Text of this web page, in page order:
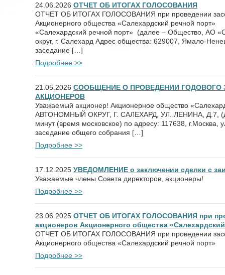
24.06.2026 ОТЧЕТ ОБ ИТОГАХ ГОЛОСОВАНИЯ
ОТЧЕТ ОБ ИТОГАХ ГОЛОСОВАНИЯ при проведении
Акционерного общества «Салехардский речной
«Салехардский речной порт» (далее – Общество, АО
округ, г. Салехард Адрес общества: 629007, Ямало-
заседание […]
Подробнее >>
21.05.2026 СООБЩЕНИЕ О ПРОВЕДЕНИИ
АКЦИОНЕРОВ
Уважаемый акционер! Акционерное общество
АВТОНОМНЫЙ ОКРУГ, Г. САЛЕХАРД, УЛ. ЛЕНИНА, Д.7,
минут (время московское) по адресу: 117638,
заседание общего собрания […]
Подробнее >>
17.12.2025 УВЕДОМЛЕНИЕ о заключении сделки с
Уважаемые члены Совета директоров, акционеры!
Подробнее >>
23.06.2025 ОТЧЕТ ОБ ИТОГАХ ГОЛОСОВАНИЯ при
акционеров Акционерного общества
ОТЧЕТ ОБ ИТОГАХ ГОЛОСОВАНИЯ при проведении
Акционерного общества «Салехардский речной порт»
Подробнее >>